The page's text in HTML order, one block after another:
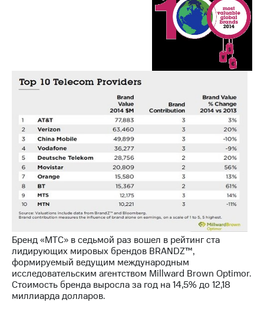
Бренд «МТС» в седьмой раз вошел в рейтинг ста
лидирующих мировых брендов BRANDZ™,
формируемый ведущим международным
исследовательским агентством Millward Brown Optimor.
Стоимость бренда выросла за год на 14,5% до 12,18
миллиарда долларов.